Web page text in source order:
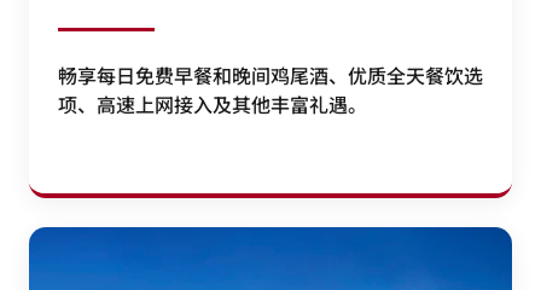
畅享每日免费早餐和晚间鸡尾酒、优质全天餐饮选
项、高速上网接入及其他丰富礼遇。